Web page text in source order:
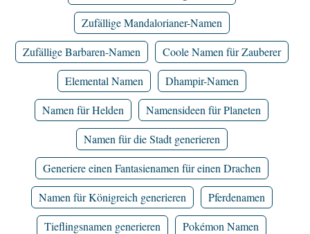
Zufällige Mandalorianer-Namen
Zufällige Barbaren-Namen
Coole Namen für Zauberer
Elemental Namen
Dhampir-Namen
Namen für Helden
Namensideen für Planeten
Namen für die Stadt generieren
Generiere einen Fantasienamen für einen Drachen
Namen für Königreich generieren
Pferdenamen
Tieflingsnamen generieren
Pokémon Namen